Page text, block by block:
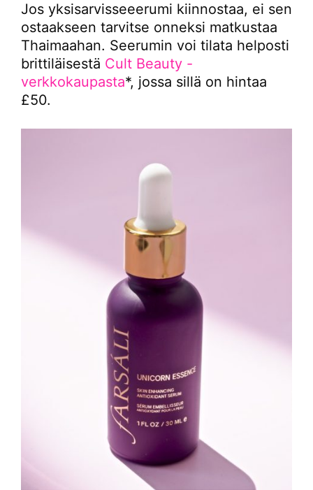
Jos yksisarvisseeerumi kiinnostaa, ei sen
ostaakseen tarvitse onneksi matkustaa
Thaimaahan. Seerumin voi tilata helposti
brittiläisestä Cult Beauty -
verkkokaupasta*, jossa sillä on hintaa
£50.